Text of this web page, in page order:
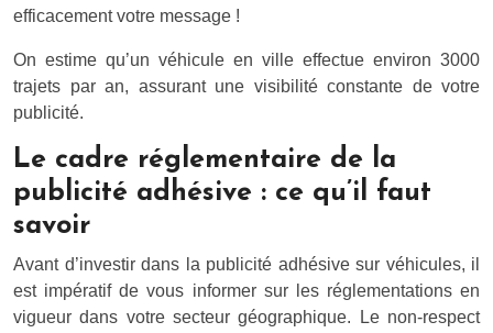
efficacement votre message !
On estime qu’un véhicule en ville effectue environ 3000
trajets par an, assurant une visibilité constante de votre
publicité.
Le cadre réglementaire de la
publicité adhésive : ce qu’il faut
savoir
Avant d’investir dans la publicité adhésive sur véhicules, il
est impératif de vous informer sur les réglementations en
vigueur dans votre secteur géographique. Le non-respect